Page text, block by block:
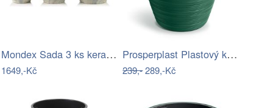
Mondex Sada 3 ks keramických květináčů…
1649,-Kč
Prosperplast Plastový květináč Venas…
239,-289,-Kč